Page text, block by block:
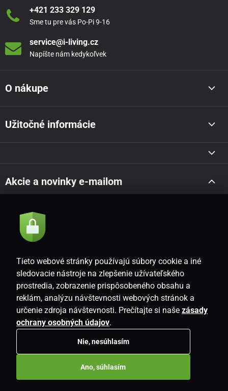
+421 233 329 129
Sme tu pre vás Po-Pi 9-16
service@i-living.cz
Napíšte nám kedykoľvek
O nákupe
Užitočné informácie
Akcie a novinky e-mailom
Súhlasím so
SK
www.i-living.sk
Tieto webové stránky používajú súbory cookie a iné
sledovacie nástroje na zlepšenie užívateľského
prostredia, zobrazenie prispôsobeného obsahu a
reklám, analýzu návštevnosti webových stránok a
určenie zdroja návštevnosti. Prečítajte si naše zásady
ochrany osobných údajov.
Nie, nesúhlasím
Ano, súhlasím